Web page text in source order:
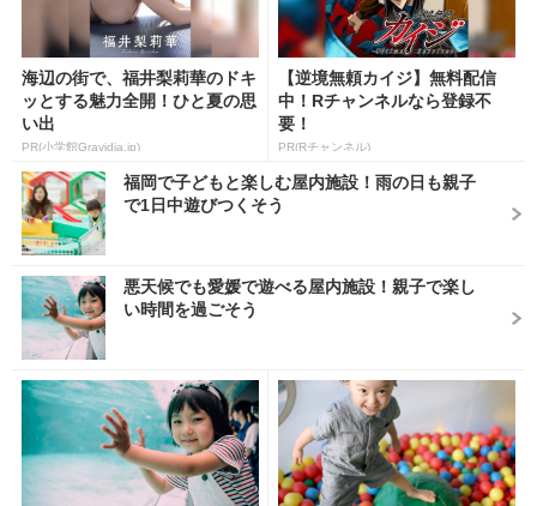
海辺の街で、福井梨莉華のドキ
ッとする魅力全開！ひと夏の思
い出
PR(小学館Gravidia.jp)
【逆境無頼カイジ】無料配信
中！Rチャンネルなら登録不
要！
PR(Rチャンネル)
福岡で子どもと楽しむ屋内施設！雨の日も親子
で1日中遊びつくそう
悪天候でも愛媛で遊べる屋内施設！親子で楽し
い時間を過ごそう